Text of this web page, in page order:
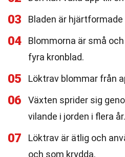
03 Bladen är
04
Blommorna är små
fyra kronblad.
05 Löktrav blommar från
06
Växten sprider sig
vilande i jorden i flera år.
07
Löktrav är ätlig och
och som krydda.